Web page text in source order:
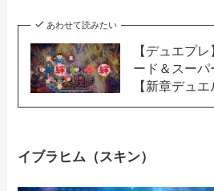
あわせて読みたい
【デュエプ
ード＆スーパ
【新章デュ
イブラヒム（スキン）